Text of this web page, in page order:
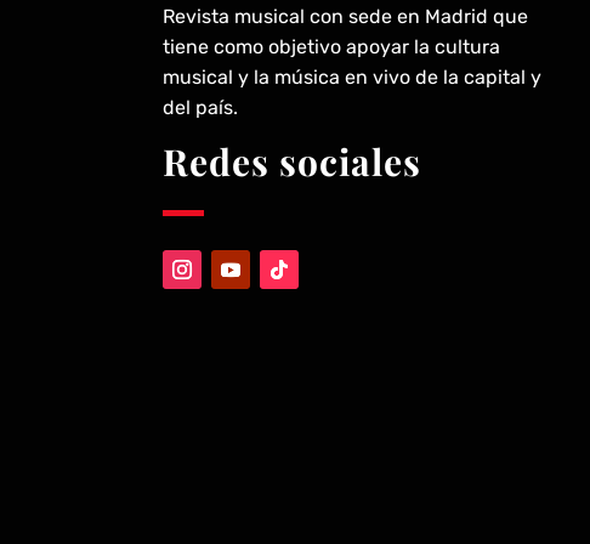
Revista musical con sede en Madrid que
tiene como objetivo apoyar la cultura
musical y la música en vivo de la capital y
del país.
Redes sociales
Territorio Music
28
Viva Belgrado presenta su segundo
Futuro»
NOTICIAS
La banda cordobesa muestra su cara más luminos...